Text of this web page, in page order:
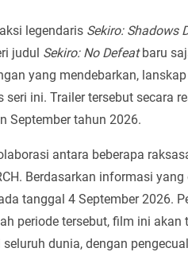
legendaris Sekiro: Shadows
judul Sekiro: No Defeatbaru
yang mendebarkan,
ini. Trailer tersebut secara
September tahun 2026.
antara beberapa
Berdasarkan informasi yang
tanggal 4 September 2026.
periode tersebut, film ini
dunia, dengan